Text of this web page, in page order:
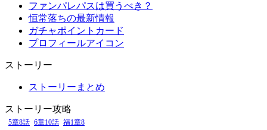
ファンパレパスは買うべき？
恒常落ちの最新情報
ガチャポイントカード
プロフィールアイコン
ストーリー
ストーリーまとめ
ストーリー攻略
5章8話 6章10話 福1章8